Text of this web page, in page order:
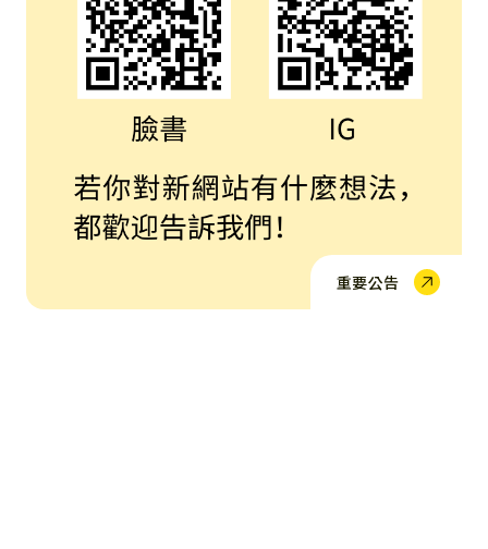
心理系學術演講-【與連環殺手握手：個人建構心理學對
心理系學術演講-【從未-謝志宏冤錯19年的無罪生命紀實】
招生
招生 115學年度心理學系轉系考公告-通過筆試名單
重要公告